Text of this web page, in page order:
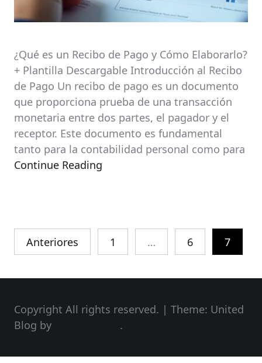
¿Qué es un Recibo de Pago y Cómo Elaborarlo?
+ Plantilla Descargable Introducción al Recibo
de Pago Un recibo de pago es un documento
que proporciona prueba de una transacción
monetaria entre dos partes, el pagador y el
receptor. Este documento es fundamental
tanto para la contabilidad personal como para
Continue Reading
Paginación
Anteriores 1 … 6 7
Copyright All rights reserved. | Theme: United
Blog by
.